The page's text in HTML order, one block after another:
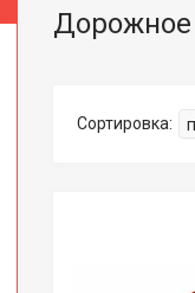
Дорожное